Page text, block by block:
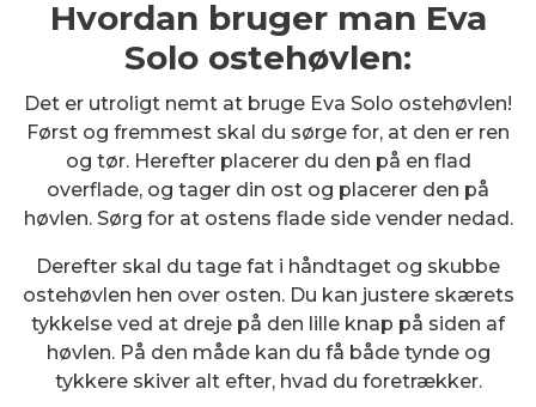
Hvordan bruger man Eva
Solo ostehøvlen:
Det er utroligt nemt at bruge Eva Solo ostehøvlen!
Først og fremmest skal du sørge for, at den er ren
og tør. Herefter placerer du den på en flad
overflade, og tager din ost og placerer den på
høvlen. Sørg for at ostens flade side vender nedad.
Derefter skal du tage fat i håndtaget og skubbe
ostehøvlen hen over osten. Du kan justere skærets
tykkelse ved at dreje på den lille knap på siden af
høvlen. På den måde kan du få både tynde og
tykkere skiver alt efter, hvad du foretrækker.